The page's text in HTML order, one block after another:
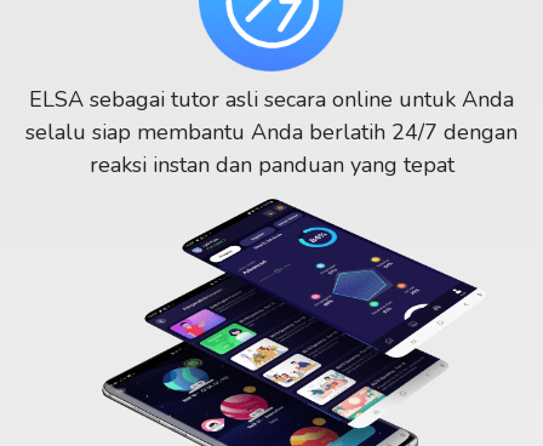
ELSA sebagai tutor asli secara online untuk Anda
selalu siap membantu Anda berlatih 24/7 dengan
reaksi instan dan panduan yang tepat